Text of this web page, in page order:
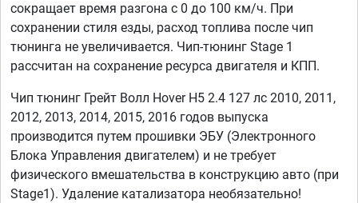
сокращает время разгона с 0 до 100 км/ч. При
сохранении стиля езды, расход топлива после чип
тюнинга не увеличивается. Чип-тюнинг Stage 1
рассчитан на сохранение ресурса двигателя и КПП.
Чип тюнинг Грейт Волл Hover H5 2.4 127 лс 2010, 2011,
2012, 2013, 2014, 2015, 2016 годов выпуска
производится путем прошивки ЭБУ (Электронного
Блока Управления двигателем) и не требует
физического вмешательства в конструкцию авто (при
Stage1). Удаление катализатора необязательно!